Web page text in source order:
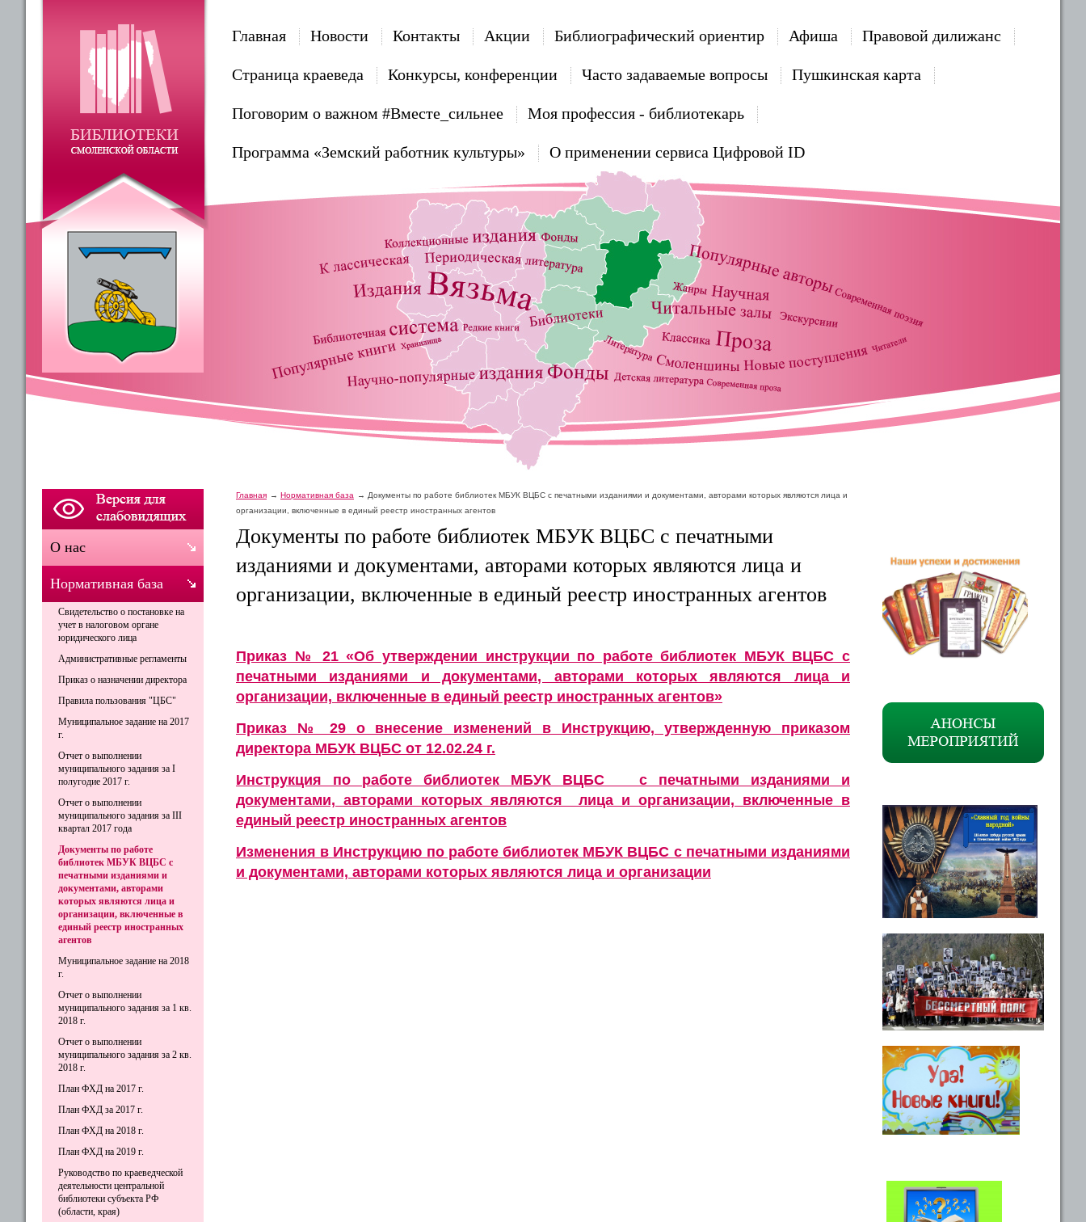
Главная Новости Контакты Акции Библиографический ориентир Афиша Правовой дилижанс
Страница краеведа Конкурсы, конференции Часто задаваемые вопросы Пушкинская карта
Поговорим о важном #Вместе_сильнее Моя профессия - библиотекарь
Программа «Земский работник культуры» О применении сервиса Цифровой ID
Главная Нормативная база
Документы по работе библиотек МБУК ВЦБС с печатными изданиями и документами, авторами которых являются лица и
организации, включенные в единый реестр иностранных агентов
Документы по работе библиотек МБУК ВЦБС с печатными
изданиями и документами, авторами которых являются лица и
организации, включенные в единый реестр иностранных агентов
Приказ № 21 «Об утверждении инструкции по работе библиотек МБУК ВЦБС с
печатными изданиями и документами, авторами которых являются лица и
организации, включенные в единый реестр иностранных агентов»
Приказ № 29 о внесение изменений в Инструкцию, утвержденную приказом
директора МБУК ВЦБС от 12.02.24 г.
Инструкция по работе библиотек МБУК ВЦБС с печатными изданиями и
документами, авторами которых являются лица и организации, включенные в
единый реестр иностранных агентов
Изменения в Инструкцию по работе библиотек МБУК ВЦБС с печатными изданиями
и документами, авторами которых являются лица и организации
О нас
Нормативная база
Свидетельство о постановке на
учет в налоговом органе
юридического лица
Административные регламенты
Приказ о назначении директора
Правила пользования "ЦБС"
Муниципальное задание на 2017
г.
Отчет о выполнении
муниципального задания за I
полугодие 2017 г.
Отчет о выполнении
муниципального задания за III
квартал 2017 года
Документы по работе
библиотек МБУК ВЦБС с
печатными изданиями и
документами, авторами
которых являются лица и
организации, включенные в
единый реестр иностранных
агентов
Муниципальное задание на 2018
г.
Отчет о выполнении
муниципального задания за 1 кв.
2018 г.
Отчет о выполнении
муниципального задания за 2 кв.
2018 г.
План ФХД на 2017 г.
План ФХД за 2017 г.
План ФХД на 2018 г.
План ФХД на 2019 г.
Руководство по краеведческой
деятельности центральной
библиотеки субъекта РФ
(области, края)